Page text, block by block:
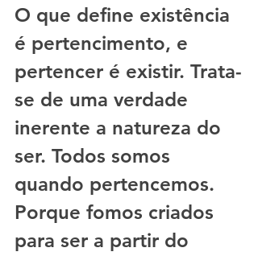
O que define existência
é pertencimento, e
pertencer é existir. Trata-
se de uma verdade
inerente a natureza do
ser. Todos somos
quando pertencemos.
Porque fomos criados
para ser a partir do